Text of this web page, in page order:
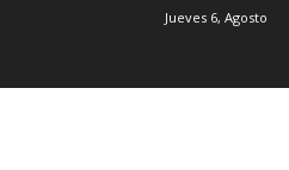
Jueves 6, Agosto